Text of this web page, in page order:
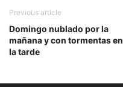
Previous article
Domingo nublado por la
mañana y con tormentas en
la tarde